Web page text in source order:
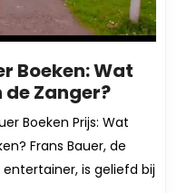
Boeken: Wat
de Zanger?De
Prijs
van
Frans
Bauer
Boeken Prijs: Wat
Frans Bauer, de
is geliefd bij